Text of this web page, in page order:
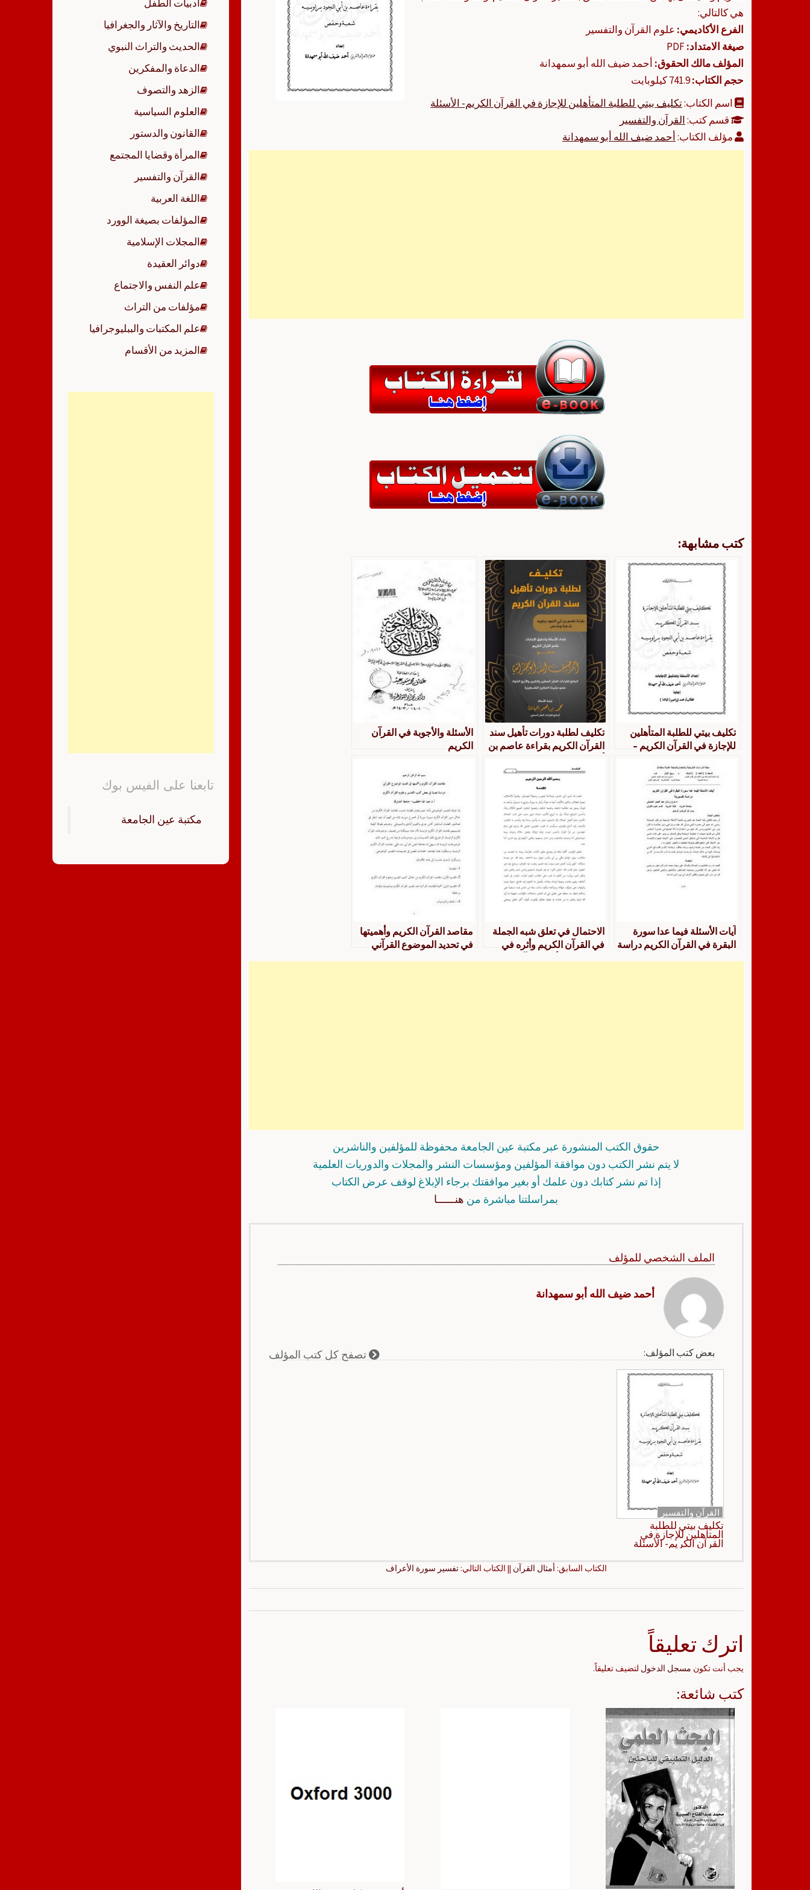
هي كالتالي:
الفرع الأكاديمي: علوم القرآن والتفسير
صيغة الامتداد:
المؤلف مالك الحقوق: أحمد ضيف الله أبو سمهدانة
حجم الكتاب:741.9 كيلوبايت
اسم الكتاب:تكليف بيتي للطلبة المتأهلين للإجازة في القرآن الكريم- الأسئلة
قسم كتب:القرآن والتفسير
مؤلف الكتاب:أحمد ضيف الله أبو سمهدانة
كتب مشابهة:
تكليف بيتي للطلبة المتأهلين
للإجازة في القرآن الكريم –
تكليف لطلبة دورات تأهيل سند
القرآن الكريم بقراءة عاصم بن
براوييه شعبة وحفص
الأسئلة والأجوبة في القرآن
الكريم
آيات الأسئلة فيما عدا سورة
البقرة في القرآن الكريم دراسة
الاحتمال في تعلق شبه الجملة
في القرآن الكريم وأثره في
مقاصد القرآن الكريم وأهميتها
في تحديد الموضوع القرآني
حقوق الكتب المنشورة عبر مكتبة عين الجامعة محفوظة للمؤلفين والناشرين
لا يتم نشر الكتب دون موافقة المؤلفين ومؤسسات النشر والمجلات والدوريات العلمية
إذا تم نشر كتابك دون علمك أو بغير موافقتك برجاء الإبلاغ لوقف عرض الكتاب
بمراسلتنا مباشرة من هنــــــا
الملف الشخصي للمؤلف
أحمد ضيف الله أبو سمهدانة
بعض كتب المؤلف: تصفح كل كتب المؤلف
القرآن والتفسير
تكليف بيتي للطلبة
المتأهلين للإجازة في
القرآن الكريم- الأسئلة
الكتاب السابق: أمثال القرآن || الكتاب التالي:تفسير سورة الأعراف
اترك تعليقاً
يجب أنت تكون مسجل الدخول لتضيف تعليقاً.
كتب شائعة:
أدبيات الطفل
التاريخ والآثار والجغرافيا
الحديث والتراث النبوي
الدعاة والمفكرين
الزهد والتصوف
العلوم السياسية
القانون والدستور
المرأة وقضايا المجتمع
القرآن والتفسير
اللغة العربية
المؤلفات بصيغة الوورد
المجلات الإسلامية
دوائر العقيدة
علم النفس والاجتماع
مؤلفات من التراث
علم المكتبات والببليوجرافيا
المزيد من الأقسام
تابعنا على الفيس بوك
‏مكتبة عين الجامعة‏